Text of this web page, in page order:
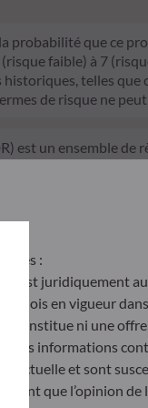
probabilité que ce
faible) à 7
telles que
de risque ne
est un ensemble de
6 : L'équipe de
de décision
écologique, et traite
:
est juridiquement
lois en vigueur
constitue ni une
Les informations
et sont
que l’opinion de